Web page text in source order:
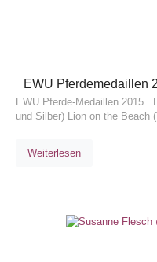
EWU Pferdemedaillen
EWU Pferde-Medaillen 2015
und Silber) Lion on the Beach
Weiterlesen